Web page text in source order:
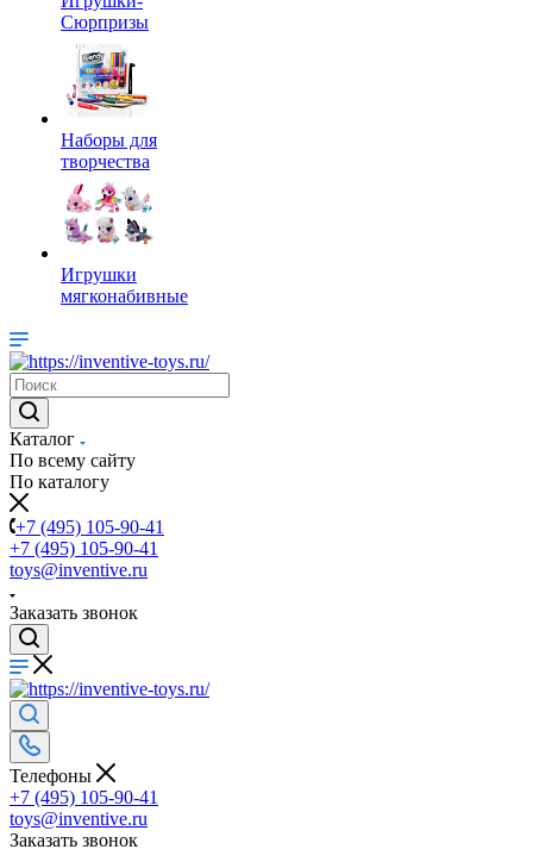
Сюрпризы
Наборы для
творчества
Игрушки
мягконабивные
Каталог
По всему сайту
По каталогу
+7 (495) 105-90-41
+7 (495) 105-90-41
toys@inventive.ru
Заказать звонок
Телефоны
+7 (495) 105-90-41
toys@inventive.ru
Заказать звонок